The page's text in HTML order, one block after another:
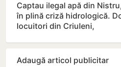
Captau ilegal apă din
în plină criză hidrologică.
locuitori din Criuleni,
Adaugă articol publicitar